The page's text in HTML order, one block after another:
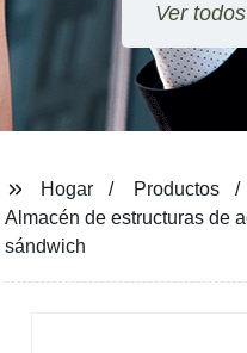
Ver
Hogar
Productos
Almacén de estructuras de
sándwich